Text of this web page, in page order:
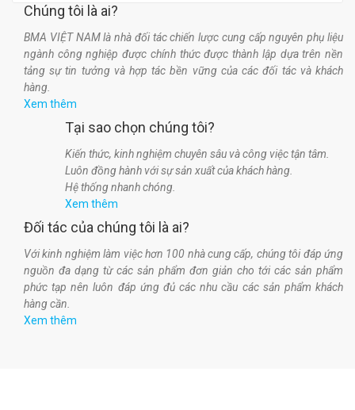
Chúng tôi là ai?
BMA VIỆT NAM là nhà đối tác chiến lược cung cấp nguyên phụ liệu
ngành công nghiệp được chính thức được thành lập dựa trên nền
tảng sự tin tưởng và hợp tác bền vững của các đối tác và khách
hàng.
Xem thêm
Tại sao chọn chúng tôi?
Kiến thức, kinh nghiệm chuyên sâu và công việc tận tâm.
Luôn đồng hành với sự sản xuất của khách hàng.
Hệ thống nhanh chóng.
Xem thêm
Đối tác của chúng tôi là ai?
Với kinh nghiệm làm việc hơn 100 nhà cung cấp, chúng tôi đáp ứng
nguồn đa dạng từ các sản phẩm đơn giản cho tới các sản phẩm
phức tạp nên luôn đáp ứng đủ các nhu cầu các sản phẩm khách
hàng cần.
Xem thêm